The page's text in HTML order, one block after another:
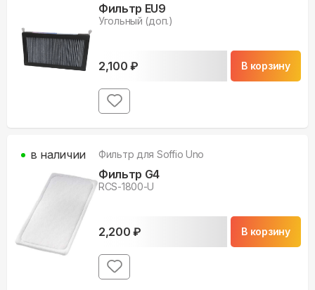
Фильтр EU9
Угольный (доп.)
2,100 ₽ В корзину
Фильтр для Soffio Uno
Фильтр G4
RCS-1800-U
2,200 ₽ В корзину
в наличии